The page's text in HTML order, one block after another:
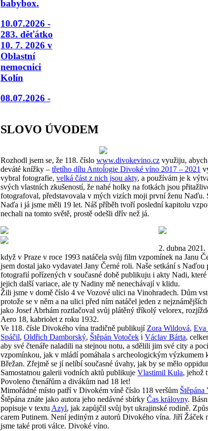
babybox.
10.07.2026 -
283. děťátko
10. 7. 2026 v
Oblastní
nemocnici
Kolín
08.07.2026 -
SLOVO ÚVODEM
Rozhodl jsem se, že 118. číslo www.divokevino.cz využiju,
deváté knížky – třetího dílu Antoĺogie Divoké víno 2017 – 2021
vybral fotografie, velká část z nich jsou akty, a používám je k
svých vlastních zkušeností, že nahé holky na fotkách jsou
fotografoval, představovala v mých vizích moji první ženu Naďu.
Naďa i já jsme měli 19 let. Náš příběh tvoří poslední kapitolu
nechali na tomto světě, prostě odešli dřív než já.
2. dubna
když v Praze v roce 1993 natáčela svůj film vzpomínek na Janu
jsem dostal jako vydavatel Jany Černé roli. Naše setkání s
fotografií pořízených v současné době publikuju i akty Nadi,
jejich další variace, ale ty Nadiny mě nenechávají v klidu.
Žili jsme v domě číslo 4 ve Vozové ulici na Vinohradech. Dům
protože se v něm a na ulici před ním natáčel jeden z
jako Josef Abrhám roztlačoval svůj plátěný tříkolý velorex,
Aero 18, kabriolet z roku 1932.
Ve 118. čísle Divokého vína tradičně publikují Zora Wildová, Eva
Spáčil, Oldřich Damborský, Štěpán Votoček i Václav Bárta,
aby své čtenáře naladili na stejnou notu, a sdělili jim své city a
vzpomínkou, jak v mládí pomáhala s archeologickým
Břežan. Zřejmě se jí nelíbí současné úvahy, jak by se mělo
Samostatnou galerii vodních aktů publikuje Vlastimil Kula, jehož
Povoleno čtenářům a divákům nad 18 let!
Mimořádné místo patří v Divokém víně číslo 118 veršům Štěpána
Štěpána znáte jako autora jeho nedávné sbírky Čas královny.
popisuje v textu Azyl, jak zapůjčil svůj byt ukrajinské rodině.
carem Putinem. Není jediným z autorů Divokého vína. Jiří Žáček
jsme také proti válce. Divoké víno.